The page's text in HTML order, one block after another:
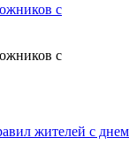
с
с
жителей с днем